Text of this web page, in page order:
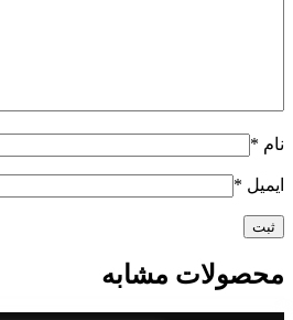
نام *
ایمیل *
محصولات مشابه